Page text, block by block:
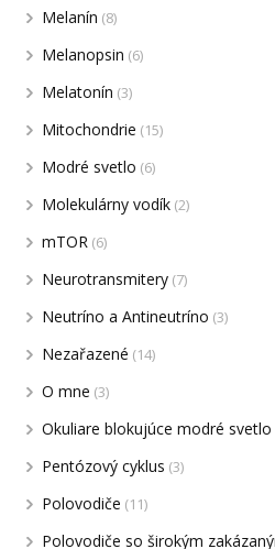
Melanín (8)
Melanopsin (6)
Melatonín (3)
Mitochondrie (15)
Modré svetlo (6)
Molekulárny vodík (2)
mTOR (6)
Neurotransmitery (7)
Neutríno a Antineutríno (3)
Nezařazené (14)
O mne (3)
Okuliare blokujúce modré svetlo
Pentózový cyklus (3)
Polovodiče (11)
Polovodiče so širokým